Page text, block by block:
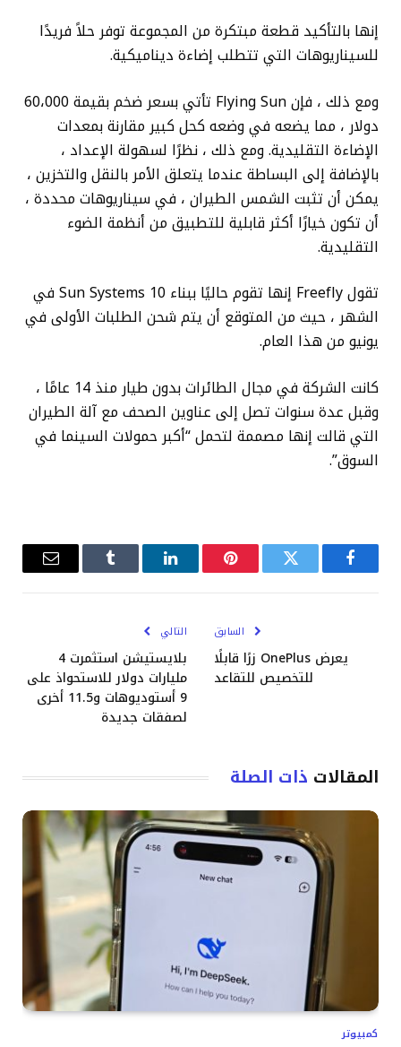
إنها بالتأكيد قطعة مبتكرة من المجموعة توفر حلاً فريدًا
للسيناريوهات التي تتطلب إضاءة ديناميكية.
ومع ذلك ، فإن Flying Sun تأتي بسعر ضخم بقيمة 60،000
دولار ، مما يضعه في وضعه كحل كبير مقارنة بمعدات
الإضاءة التقليدية. ومع ذلك ، نظرًا لسهولة الإعداد ،
بالإضافة إلى البساطة عندما يتعلق الأمر بالنقل والتخزين ،
يمكن أن تثبت الشمس الطيران ، في سيناريوهات محددة ،
أن تكون خيارًا أكثر قابلية للتطبيق من أنظمة الضوء
التقليدية.
تقول Freefly إنها تقوم حاليًا ببناء 10 Sun Systems في
الشهر ، حيث من المتوقع أن يتم شحن الطلبات الأولى في
يونيو من هذا العام.
كانت الشركة في مجال الطائرات بدون طيار منذ 14 عامًا ،
وقبل عدة سنوات تصل إلى عناوين الصحف مع آلة الطيران
التي قالت إنها مصممة لتحمل “أكبر حمولات السينما في
السوق”.
فيسبوكتويتر بينتيريستلينكدإن Tumblrالبريد
السابق
يعرض OnePlus زرًا قابلًا
للتخصيص للتقاعد
التالي
بلايستيشن استثمرت 4
مليارات دولار للاستحواذ على
9 أستوديوهات و11.5 أخرى
لصفقات جديدة
المقالات ذات الصلة
كمبيوتر